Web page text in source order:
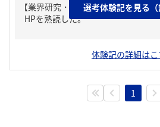
【業界研究・企業研究はどんな風に
HPを熟読した。
選考体験記を見る（
体験記の詳細はこ
1